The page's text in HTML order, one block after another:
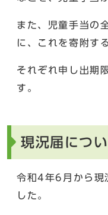
また、児童手当の
に、これを寄附す
それぞれ申し出期
す。
現況届につ
令和4年6月から現
した。